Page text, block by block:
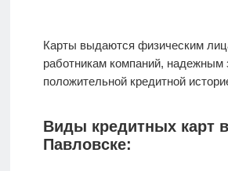
Карты выдаются физическим
работникам компаний, надежным
положительной кредитной
Виды кредитных карт в
Павловске: